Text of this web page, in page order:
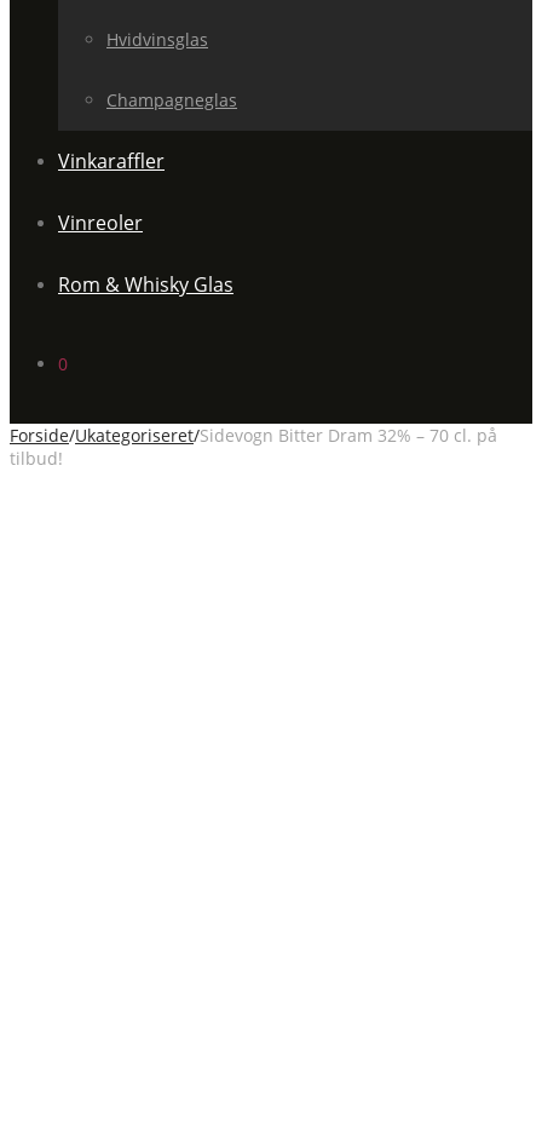
Hvidvinsglas
Champagneglas
Vinkaraffler
Vinreoler
Rom & Whisky Glas
0
Forside/Ukategoriseret/Sidevogn Bitter Dram 32% – 70 cl. på
tilbud!